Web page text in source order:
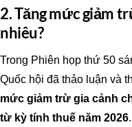
2. Tăng mức giảm
nhiêu?
Trong Phiên họp thứ 50
Quốc hội đã thảo luận và
mức giảm trừ gia cảnh
từ kỳ tính thuế năm 2026.